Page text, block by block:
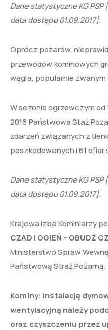
Dane statystyczne KG
data dostępu 01.09.2017].
Oprócz pożarów,
przewodów kominowych
węgla, popularnie
W sezonie ogrzewczym od
2016 Państwowa Staż
zdarzeń związanych z
poszkodowanych i 61 ofiar
Dane statystyczne KG
data dostępu 01.09.2017].
Krajowa Izba Kominiarzy
CZAD I OGIEŃ – OBUDŹ
Ministerstwo Spraw
Państwową Straż Pożarną.
Kominy: instalację
wentylacyjną należy
oraz czyszczeniu przez